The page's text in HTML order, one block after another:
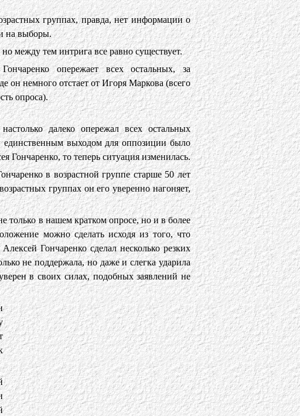
группах, правда, нет информации о
на выборы.
между тем интрига все равно существует.
опережает всех остальных, за
он немного отстает от Игоря Маркова (всего
опроса).
далеко опережал всех остальных
выходом для оппозиции было
Гончаренко, то теперь ситуация изменилась.
в возрастной группе старше 50 лет
группах он его уверенно нагоняет,
только в нашем кратком опросе, но и в более
можно сделать исходя из того, что
Гончаренко сделал несколько резких
не поддержала, но даже и слегка ударила
в своих силах, подобных заявлений не